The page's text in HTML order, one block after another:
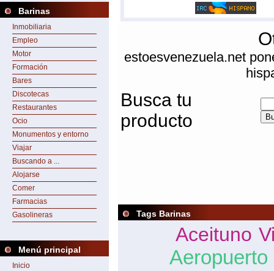
Barinas
Inmobiliaria
Empleo
Motor
Formación
Bares
Discotecas
Restaurantes
Ocio
Monumentos y entorno
Viajar
Buscando a ...
Alojarse
Comer
Farmacias
Gasolineras
Menú principal
Inicio
estoesvenezuela.net
Busca tu
producto
Tags Barinas
Aceituno
Aeropuerto